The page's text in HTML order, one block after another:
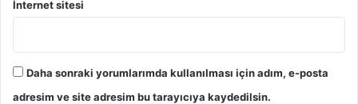
İnternet sitesi
Daha sonraki yorumlarımda kullanılması için adım, e-posta
adresim ve site adresim bu tarayıcıya kaydedilsin.